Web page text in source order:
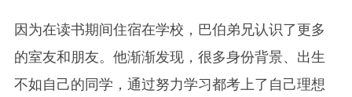
因为在读书期间住宿在学校，巴伯弟兄认识了更多
的室友和朋友。他渐渐发现，很多身份背景、出生
不如自己的同学，通过努力学习都考上了自己理想